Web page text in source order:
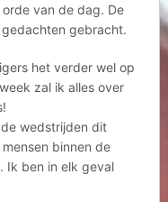
van de dag. De
gebracht.
het verder wel op
zal ik alles over
wedstrijden dit
binnen de
Ik ben in elk geval